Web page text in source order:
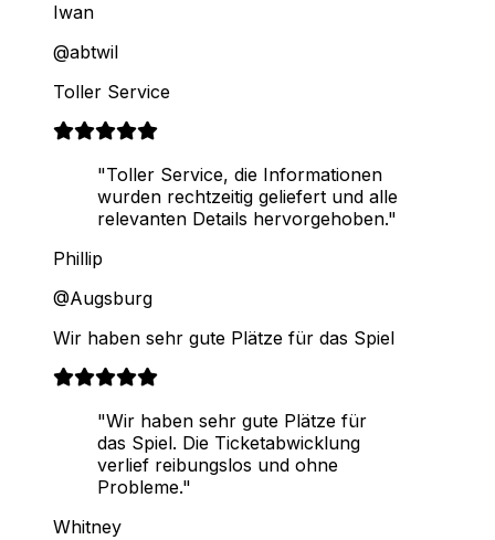
Iwan
@abtwil
Toller Service
"Toller Service, die Informationen
wurden rechtzeitig geliefert und alle
relevanten Details hervorgehoben."
Phillip
@Augsburg
Wir haben sehr gute Plätze für das Spiel
"Wir haben sehr gute Plätze für
das Spiel. Die Ticketabwicklung
verlief reibungslos und ohne
Probleme."
Whitney